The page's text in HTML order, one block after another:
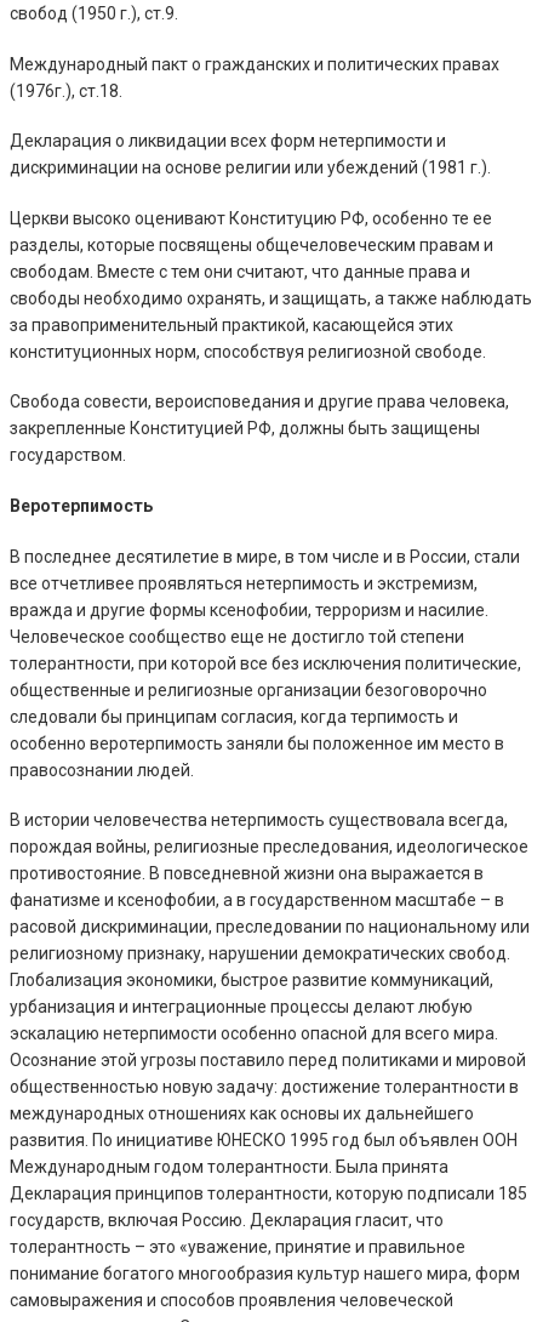
свобод (1950 г.), ст.9.
Международный пакт о гражданских и политических правах
(1976г.), ст.18.
Декларация о ликвидации всех форм нетерпимости и
дискриминации на основе религии или убеждений (1981 г.).
Церкви высоко оценивают Конституцию РФ, особенно те ее
разделы, которые посвящены общечеловеческим правам и
свободам. Вместе с тем они считают, что данные права и
свободы необходимо охранять, и защищать, а также наблюдать
за правоприменительный практикой, касающейся этих
конституционных норм, способствуя религиозной свободе.
Свобода совести, вероисповедания и другие права человека,
закрепленные Конституцией РФ, должны быть защищены
государством.
Веротерпимость
В последнее десятилетие в мире, в том числе и в России, стали
все отчетливее проявляться нетерпимость и экстремизм,
вражда и другие формы ксенофобии, терроризм и насилие.
Человеческое сообщество еще не достигло той степени
толерантности, при которой все без исключения политические,
общественные и религиозные организации безоговорочно
следовали бы принципам согласия, когда терпимость и
особенно веротерпимость заняли бы положенное им место в
правосознании людей.
В истории человечества нетерпимость существовала всегда,
порождая войны, религиозные преследования, идеологическое
противостояние. В повседневной жизни она выражается в
фанатизме и ксенофобии, а в государственном масштабе – в
расовой дискриминации, преследовании по национальному или
религиозному признаку, нарушении демократических свобод.
Глобализация экономики, быстрое развитие коммуникаций,
урбанизация и интеграционные процессы делают любую
эскалацию нетерпимости особенно опасной для всего мира.
Осознание этой угрозы поставило перед политиками и мировой
общественностью новую задачу: достижение толерантности в
международных отношениях как основы их дальнейшего
развития. По инициативе ЮНЕСКО 1995 год был объявлен ООН
Международным годом толерантности. Была принята
Декларация принципов толерантности, которую подписали 185
государств, включая Россию. Декларация гласит, что
толерантность – это «уважение, принятие и правильное
понимание богатого многообразия культур нашего мира, форм
самовыражения и способов проявления человеческой